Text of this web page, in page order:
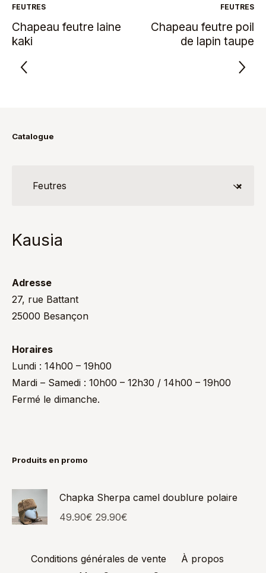
FEUTRES
Chapeau feutre laine
kaki
FEUTRES
Chapeau feutre poil
de lapin taupe
Catalogue
×
Feutres
Kausia
Adresse
27, rue Battant
25000 Besançon
Horaires
Lundi : 14h00 – 19h00
Mardi – Samedi : 10h00 – 12h30 / 14h00 – 19h00
Fermé le dimanche.
Produits en promo
Chapka Sherpa camel doublure polaire
49.90€ 29.90€
Conditions générales de vente
À propos